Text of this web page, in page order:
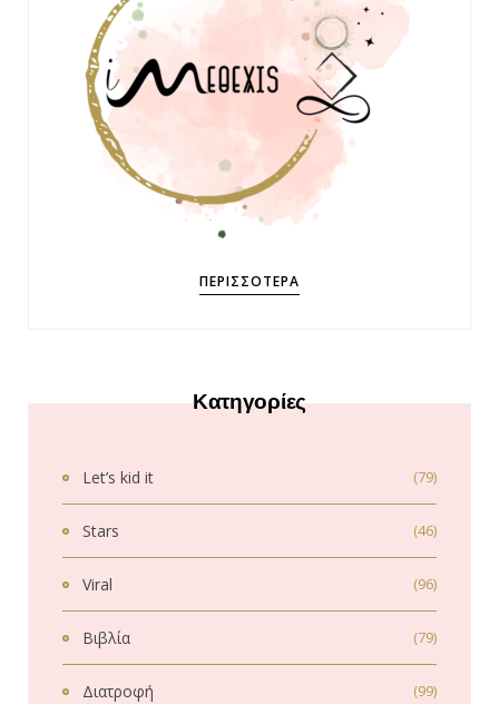
ΠΕΡΙΣΣΌΤΕΡΑ
Κατηγορίες
Let’s kid it (79)
Stars (46)
Viral (96)
Βιβλία (79)
Διατροφή (99)